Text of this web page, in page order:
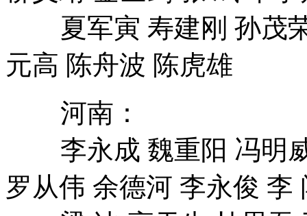
夏军寅 寿建刚 孙茂荣
元高 陈舟波 陈虎雄
河南：
李永成 魏重阳 冯明威
罗从伟 余德河 李永俊 李